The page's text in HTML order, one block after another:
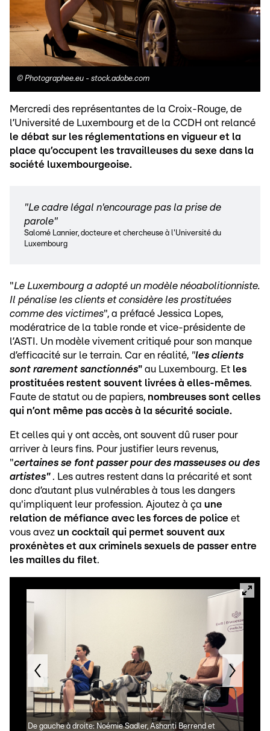
© Photographee.eu - stock.adobe.com
Mercredi des représentantes de la Croix-Rouge, de
l’Université de Luxembourg et de la CCDH ont relancé
le débat sur les réglementations en vigueur et la
place qu’occupent les travailleuses du sexe dans la
société luxembourgeoise.
"Le cadre légal n'encourage pas la prise de
parole"
Salomé Lannier, docteure et chercheuse à l'Université du
Luxembourg
"Le Luxembourg a adopté un modèle néoabolitionniste.
Il pénalise les clients et considère les prostituées
comme des victimes", a préfacé Jessica Lopes,
modératrice de la table ronde et vice-présidente de
l’ASTI. Un modèle vivement critiqué pour son manque
d’efficacité sur le terrain. Car en réalité, "les clients
sont rarement sanctionnés" au Luxembourg. Et les
prostituées restent souvent livrées à elles-mêmes.
Faute de statut ou de papiers, nombreuses sont celles
qui n’ont même pas accès à la sécurité sociale.
Et celles qui y ont accès, ont souvent dû ruser pour
arriver à leurs fins. Pour justifier leurs revenus,
"certaines se font passer pour des masseuses ou des
artistes". Les autres restent dans la précarité et sont
donc d’autant plus vulnérables à tous les dangers
qu'impliquent leur profession. Ajoutez à ça une
relation de méfiance avec les forces de police et
vous avez un cocktail qui permet souvent aux
proxénètes et aux criminels sexuels de passer entre
les mailles du filet.
De gauche à droite: Noémie Sadler, Ashanti Berrend et